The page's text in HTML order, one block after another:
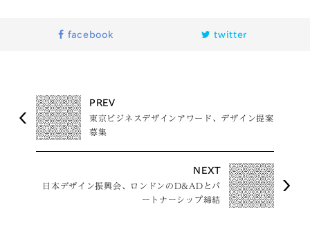
facebook twitter
PREV
東京ビジネスデザインアワード、デザイン提案
募集
NEXT
日本デザイン振興会、ロンドンのD&ADとパ
ートナーシップ締結